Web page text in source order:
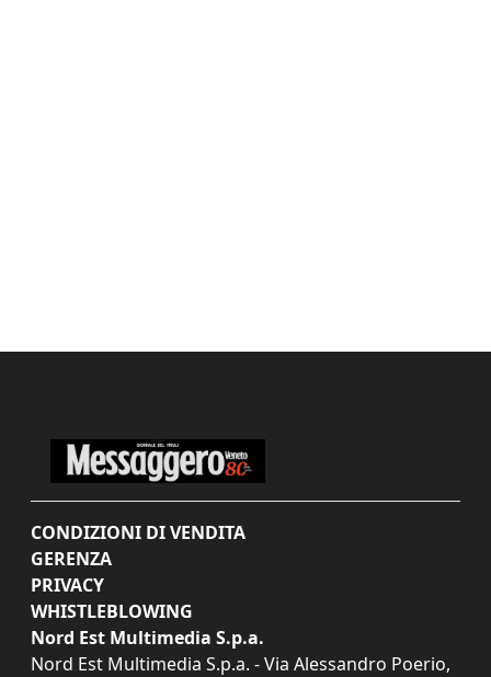
CONDIZIONI DI VENDITA
GERENZA
PRIVACY
WHISTLEBLOWING
Nord Est Multimedia S.p.a.
Nord Est Multimedia S.p.a. - Via Alessandro Poerio,